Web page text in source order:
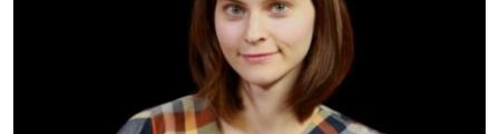
РАСПИСАНИЕ ВЕЩАНИЯ
ПОДПИШИТЕСЬ НА РАССЫЛКУ
СОЦИАЛЬНЫЕ СЕТИ